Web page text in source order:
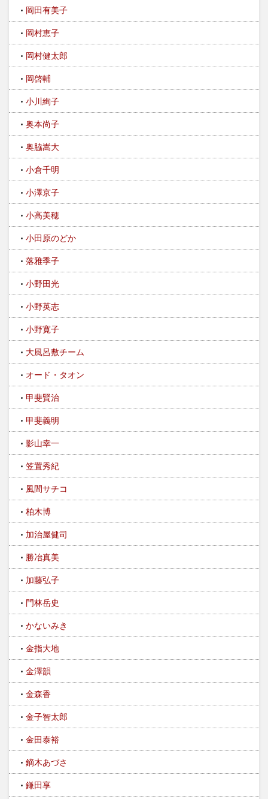
岡田有美子
岡村恵子
岡村健太郎
岡啓輔
小川絢子
奥本尚子
奥脇嵩大
小倉千明
小澤京子
小高美穂
小田原のどか
落雅季子
小野田光
小野英志
小野寛子
大風呂敷チーム
オード・タオン
甲斐賢治
甲斐義明
影山幸一
笠置秀紀
風間サチコ
柏木博
加治屋健司
勝冶真美
加藤弘子
門林岳史
かないみき
金指大地
金澤韻
金森香
金子智太郎
金田泰裕
鏑木あづさ
鎌田享